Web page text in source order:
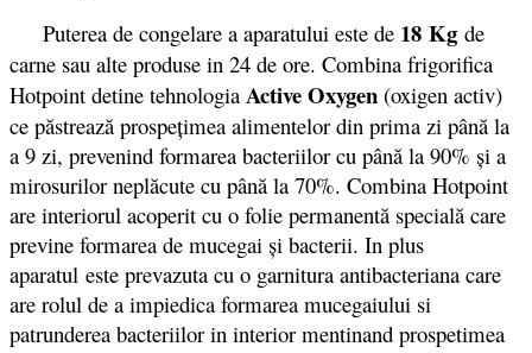
Puterea de congelare a aparatului este de 18 Kg de
carne sau alte produse in 24 de ore. Combina frigorifica
Hotpoint detine tehnologia Active Oxygen (oxigen activ)
ce păstrează prospeţimea alimentelor din prima zi până la
a 9 zi, prevenind formarea bacteriilor cu până la 90% şi a
mirosurilor neplăcute cu până la 70%. Combina Hotpoint
are interiorul acoperit cu o folie permanentă specială care
previne formarea de mucegai şi bacterii. In plus
aparatul este prevazuta cu o garnitura antibacteriana care
are rolul de a impiedica formarea mucegaiului si
patrunderea bacteriilor in interior mentinand prospetimea